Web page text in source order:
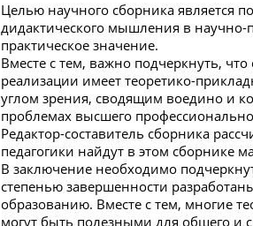
Целью научного сборника является
дидактического мышления в
практическое значение.
Вместе с тем, важно подчеркнуть,
реализации имеет теоретико-
углом зрения, сводящим воедино и
проблемах высшего
Редактор-составитель сборника
педагогики найдут в этом сборнике
В заключение необходимо
степенью завершенности
образованию. Вместе с тем, многие
могут быть полезными для общего и